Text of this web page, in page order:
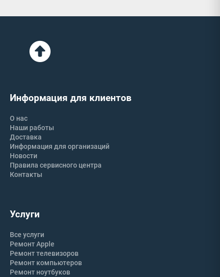
Услуги
Все услуги
Ремонт Apple
Ремонт телевизоров
Ремонт компьютеров
Ремонт ноутбуков
Информация для клиентов
О нас
Наши работы
Доставка
Информация для организаций
Новости
Правила сервисного центра
Контакты